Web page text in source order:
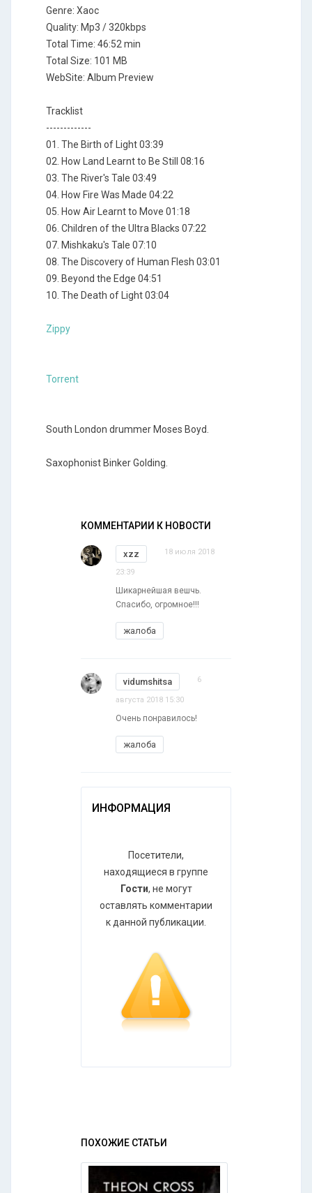
Genre: Хаос
Quality: Mp3 / 320kbps
Total Time: 46:52 min
Total Size: 101 MB
WebSite: Album Preview
Tracklist
-------------
01. The Birth of Light 03:39
02. How Land Learnt to Be Still 08:16
03. The River's Tale 03:49
04. How Fire Was Made 04:22
05. How Air Learnt to Move 01:18
06. Children of the Ultra Blacks 07:22
07. Mishkaku's Tale 07:10
08. The Discovery of Human Flesh 03:01
09. Beyond the Edge 04:51
10. The Death of Light 03:04
Zippy
Torrent
South London drummer Moses Boyd.
Saxophonist Binker Golding.
КОММЕНТАРИИ К НОВОСТИ
xzz 18 июля 2018
23:39
Шикарнейшая вешчь.
Спасибо, огромное!!!
жалоба
vidumshitsa 6
августа 2018 15:30
Очень понравилось!
жалоба
ИНФОРМАЦИЯ
Посетители,
находящиеся в группе
Гости, не могут
оставлять комментарии
к данной публикации.
ПОХОЖИЕ СТАТЬИ